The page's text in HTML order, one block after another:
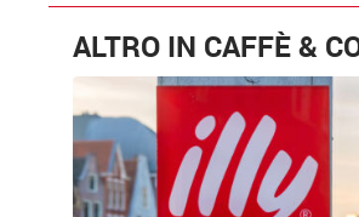
ALTRO IN CAFFÈ &